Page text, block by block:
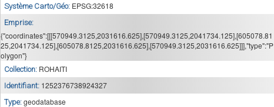
Système Carto/Géo: EPSG:32618
Emprise:
{"coordinates":[[[570949.3125,2031616.625],[570949.3125,2041734.125],[605078.81
25,2041734.125],[605078.8125,2031616.625],[570949.3125,2031616.625]]],"type":"P
olygon"}
Collection: ROHAITI
Identifiant: 1252376738924327
Type: geodatabase